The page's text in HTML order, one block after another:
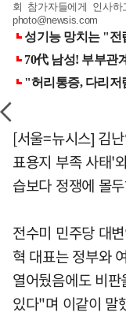
회 참가자들에게 인사
photo@newsis.com
[서울=뉴시스] 김
표용지 부족 사태'
습보다 정쟁에 몰
전수미 민주당 대
혁 대표는 정부와
열어뒀음에도 비
있다"며 이같이 말